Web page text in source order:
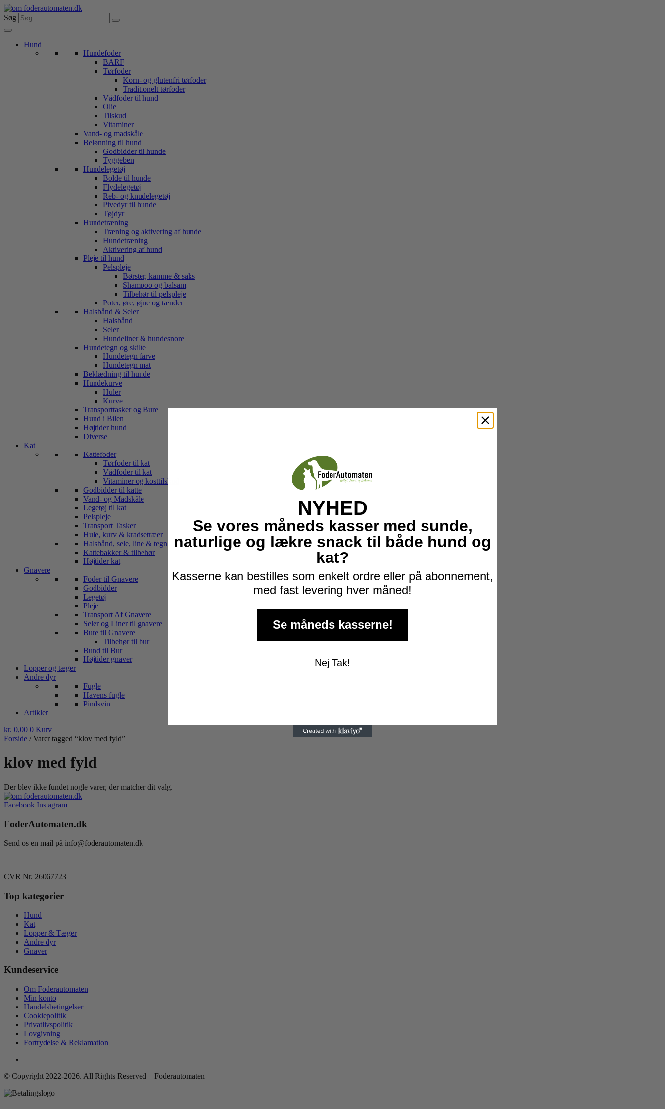
Videre
til
indhold
Søg
Hund
Hundefoder
BARF
Tørfoder
Korn- og glutenfri tørfoder
Traditionelt tørfoder
Vådfoder til hund
Olie
Tilskud
Vitaminer
Vand- og madskåle
Belønning til hund
Godbidder til hunde
Tyggeben
Hundelegetøj
Bolde til hunde
Flydelegetøj
Reb- og knudelegetøj
Pivedyr til hunde
Tøjdyr
Hundetræning
Træning og aktivering af hunde
Hundetræning
Aktivering af hund
Pleje til hund
Pelspleje
Børster, kamme & saks
Shampoo og balsam
Tilbehør til pelspleje
Poter, øre, øjne og tænder
Halsbånd & Seler
Halsbånd
Seler
Hundeliner & hundesnore
Hundetegn og skilte
Hundetegn farve
Hundetegn mat
Beklædning til hunde
Hundekurve
Huler
Kurve
Transporttasker og Bure
Hund i Bilen
Højtider hund
Diverse
Kat
Kattefoder
Tørfoder til kat
Vådfoder til kat
Vitaminer og kosttilskud
Godbidder til katte
Vand- og Madskåle
Legetøj til kat
Pelspleje
Transport Tasker
Hule, kurv & kradsetræer
Halsbånd, sele, line & tegn
Kattebakker & tilbehør
Højtider kat
Gnavere
Foder til Gnavere
Godbidder
Legetøj
Pleje
Transport Af Gnavere
Seler og Liner til gnavere
Bure til Gnavere
Tilbehør til bur
Bund til Bur
Højtider gnaver
Lopper og tæger
Andre dyr
Fugle
Havens fugle
Pindsvin
Artikler
kr. 0,00 0 Kurv
Forside / Varer tagged “klov med fyld”
klov med fyld
Der blev ikke fundet nogle varer, der matcher dit valg.
Facebook Instagram
FoderAutomaten.dk
Send os en mail på info@foderautomaten.dk
CVR Nr. 26067723
Top kategorier
Hund
Kat
Lopper & Tæger
Andre dyr
Gnaver
Kundeservice
Om Foderautomaten
Min konto
Handelsbetingelser
Cookiepolitik
Privatlivspolitik
Lovgivning
Fortrydelse & Reklamation
© Copyright 2022-2026. All Rights Reserved – Foderautomaten
NYHED
Se vores måneds kasser med sunde,
naturlige og lækre snack til både hund og
kat?
Kasserne kan bestilles som enkelt ordre eller på abonnement,
med fast levering hver måned!
Se måneds kasserne!
Nej Tak!